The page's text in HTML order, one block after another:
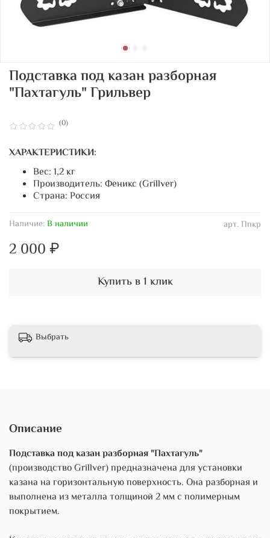
(0)
арт.Ппкр
Наличие:В наличии
Подставка под казан разборная
"Пахтагуль" Грильвер
2 000 ₽
Купить в 1 клик
ХАРАКТЕРИСТИКИ:
Вес: 1,2 кг
Производитель: Феникс (Grillver)
Страна: Россия
Выбрать
Описание
Подставка под казан разборная "Пахтагуль"
(производство Grillver) предназначена для установки
казана на горизонтальную поверхность. Она разборная и
выполнена из металла толщиной 2 мм с полимерным
покрытием.